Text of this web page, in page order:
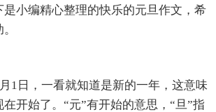
是小编精心整理的快乐的元旦作文，希
1日，一看就知道是新的一年，这意味
开始了。“元”有开始的意思，“旦”指